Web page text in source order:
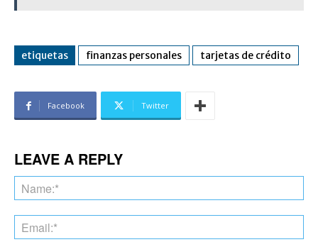
etiquetas finanzas personales tarjetas de crédito
Facebook Twitter
LEAVE A REPLY